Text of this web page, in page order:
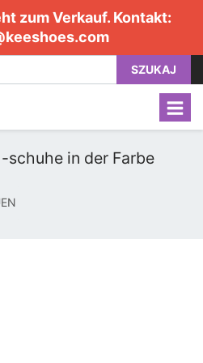
zum Verkauf. Kontakt:
SZUKAJ
schuhe in der Farbe